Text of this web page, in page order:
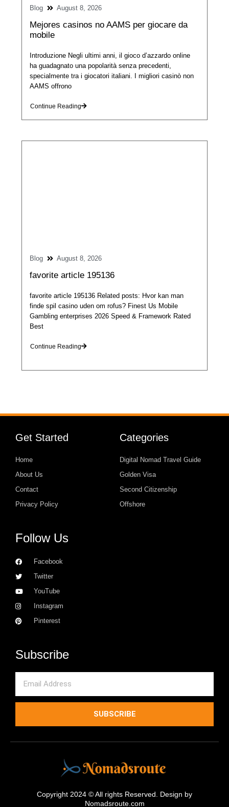
Blog August 8, 2026
Mejores casinos no AAMS per giocare da
mobile
Introduzione Negli ultimi anni, il gioco d’azzardo online
ha guadagnato una popolarità senza precedenti,
specialmente tra i giocatori italiani. I migliori casinò non
AAMS offrono
Continue Reading
Blog August 8, 2026
favorite article 195136
favorite article 195136 Related posts: Hvor kan man
finde spil casino uden om rofus? Finest Us Mobile
Gambling enterprises 2026 Speed & Framework Rated
Best
Continue Reading
Get Started
Home
About Us
Contact
Privacy Policy
Categories
Digital Nomad Travel Guide
Golden Visa
Second Citizenship
Offshore
Follow Us
Facebook
Twitter
YouTube
Instagram
Pinterest
Subscribe
SUBSCRIBE
Copyright 2024 © All rights Reserved. Design by
Nomadsroute.com